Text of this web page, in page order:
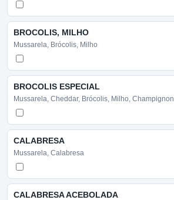
BROCOLIS, MILHO
Mussarela, Brócolis, Milho
BROCOLIS ESPECIAL
Mussarela, Cheddar, Brócolis, Milho, Champignon
CALABRESA
Mussarela, Calabresa
CALABRESA ACEBOLADA